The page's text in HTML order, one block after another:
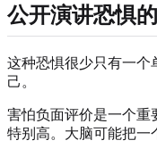
公开演讲恐惧
这种恐惧很少只有一个
己。
害怕负面评价是一个重
特别高。大脑可能把一